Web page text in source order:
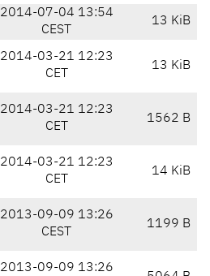
2014-07-04 13:54
CEST
13 KiB
2014-03-21 12:23
CET
13 KiB
2014-03-21 12:23
CET
1562 B
2014-03-21 12:23
CET
14 KiB
2013-09-09 13:26
CEST
1199 B
2013-09-09 13:26